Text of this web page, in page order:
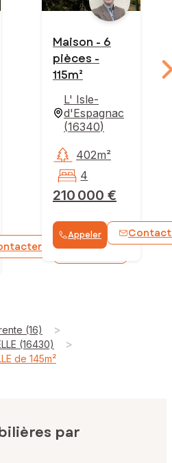
WhatsApp
Maison - 6
pièces -
115m²
L' Isle-
d'Espagnac
(16340)
210 000 €
402m²
4
Appeler
(16) >
(16430) >
de 145m²
par